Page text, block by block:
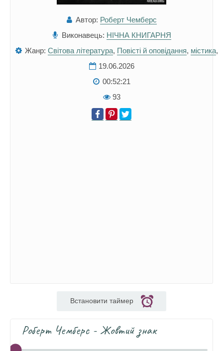
Автор: Роберт Чемберс
Виконавець: НІЧНА КНИГАРНЯ
Жанр: Світова література, Повісті й оповідання, містика,
19.06.2026
00:52:21
93
Встановити таймер
Роберт Чемберс - Жовтий знак